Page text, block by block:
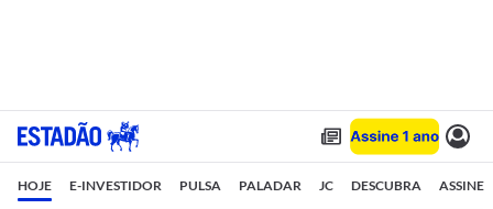
HOJE E-INVESTIDOR PULSA PALADAR JC DESCUBRA ASSINE